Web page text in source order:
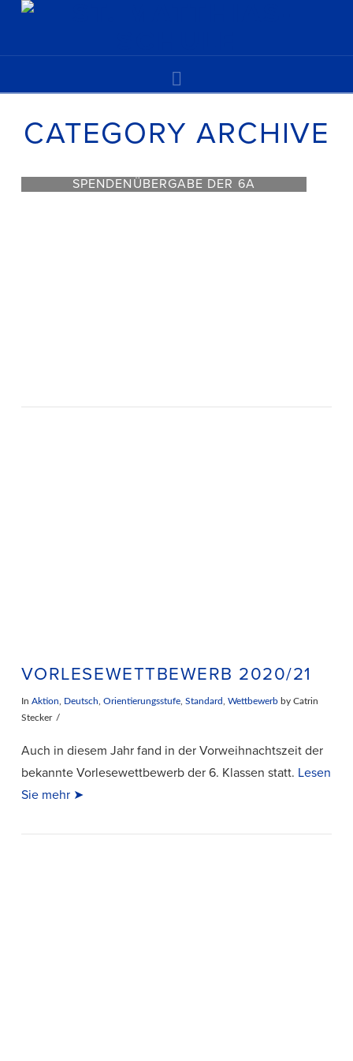
CATEGORY ARCHIVE
SPENDENÜBERGABE DER 6A
VORLESEWETTBEWERB 2020/21
In Aktion Deutsch Orientierungsstufe, Standard Wettbewerbby Catrin
Stecker
Auch in diesem Jahr fand in der Vorweihnachtszeit der
bekannte Vorlesewettbewerb der 6. Klassen statt. Lesen
Sie mehr ➤